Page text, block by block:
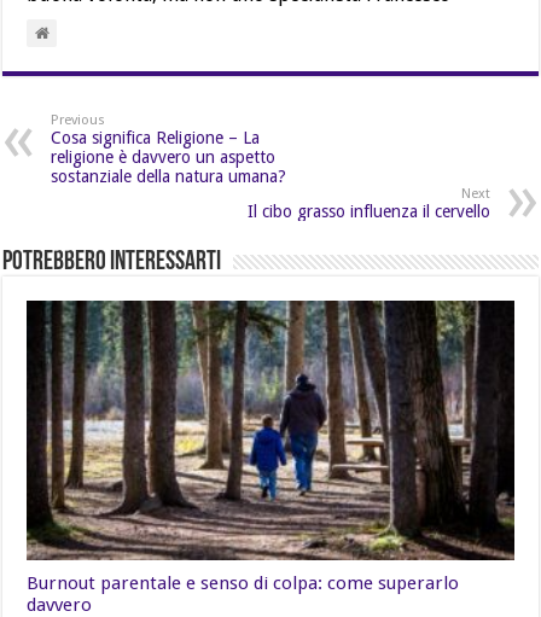
Previous
Cosa significa Religione – La
religione è davvero un aspetto
sostanziale della natura umana?
Next
Il cibo grasso influenza il cervello
Potrebbero Interessarti
Burnout parentale e senso di colpa: come superarlo
davvero